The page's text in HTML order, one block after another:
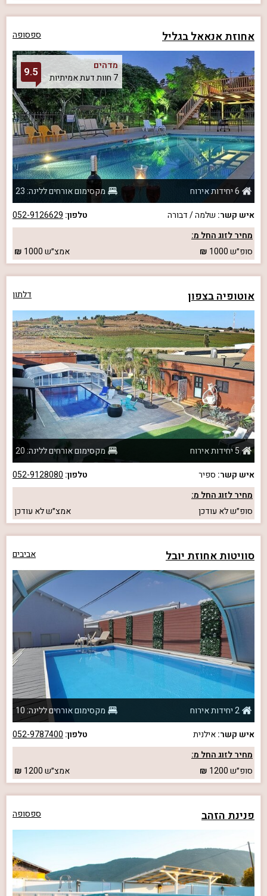
אחוזת אנאאל בגליל ספסופה
מדהים
7 חוות דעת אמיתיות
9.5
6 יחידות אירוח
מקסימום אורחים ללינה: 23
איש קשר: שלמה / דבורה טלפון: 052-9126629
מחיר לזוג החל מ:
סופ״ש1000 אמצ״ש1000
אוטופיה בצפון דלתון
5 יחידות אירוח
מקסימום אורחים ללינה: 20
איש קשר: ספיר טלפון: 052-9128080
מחיר לזוג החל מ:
סופ״שלא עודכן אמצ״שלא עודכן
סוויטות אחוזת יובל אביבים
2 יחידות אירוח
מקסימום אורחים ללינה: 10
איש קשר:אילנית טלפון: 052-9787400
מחיר לזוג החל מ:
סופ״ש1200 אמצ״ש1200
פנינת הזהב ספסופה